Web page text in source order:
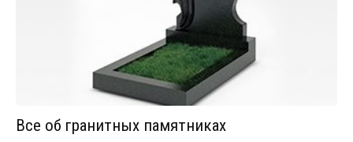
Все об гранитных памятниках